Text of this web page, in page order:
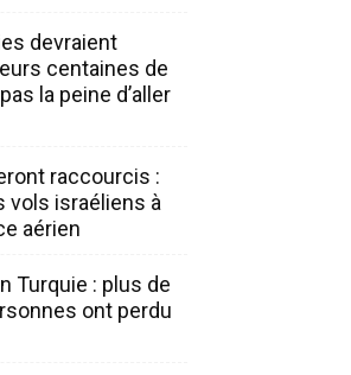
devraient
centaines de
la peine d’aller
raccourcis :
vols israéliens à
aérien
Turquie : plus de
ont perdu